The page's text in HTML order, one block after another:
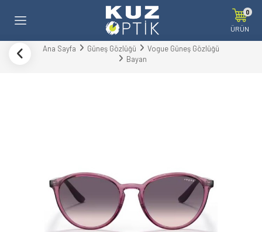
0
ÜRÜN
Ana Sayfa Güneş Gözlüğü
Vogue Güneş Gözlüğü
Bayan